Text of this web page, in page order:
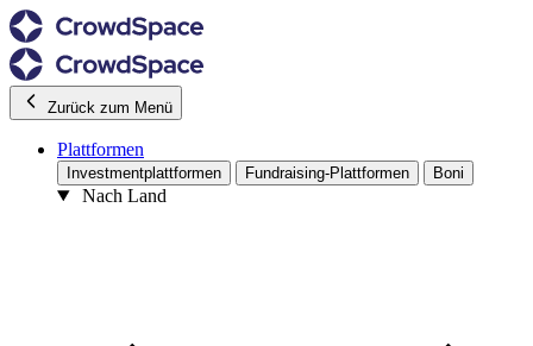
Zurück zum Menü
Plattformen
Investmentplattformen Fundraising-Plattformen Boni
Nach Land